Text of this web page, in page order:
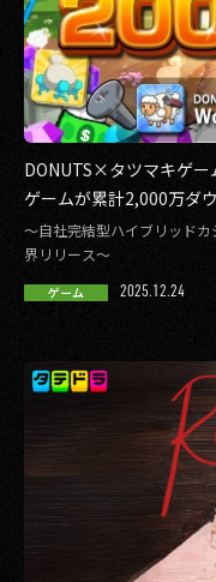
DONUTS×タツマキゲー
ゲームが累計2,000万ダ
～自社完結型ハイブリッド
界リリース～
ゲーム 2025.12.24